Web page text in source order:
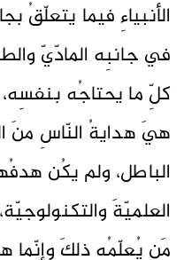
الأنبياءِ فيما يتعلّقُ
في جانبِه المادّيّ
كلِّ ما يحتاجُه بنفسِه،
هيَ هدايةُ النّاسِ منَ
الباطل، ولم يكُن
العلميّةَ
مَن يُعلّمُه ذلكَ وإنّما